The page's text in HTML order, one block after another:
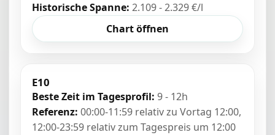
Historische Spanne: 2.109 - 2.329 €/l
Chart öffnen
E10
Beste Zeit im Tagesprofil: 9 - 12h
Referenz: 00:00-11:59 relativ zu Vortag 12:00,
12:00-23:59 relativ zum Tagespreis um 12:00